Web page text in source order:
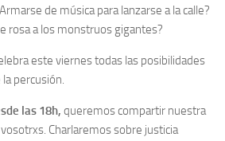
de música para lanzarse a la calle?
rosa a los monstruos gigantes?
este viernes todas las posibilidades
percusión.
las 18h, queremos compartir nuestra
Charlaremos sobre justicia